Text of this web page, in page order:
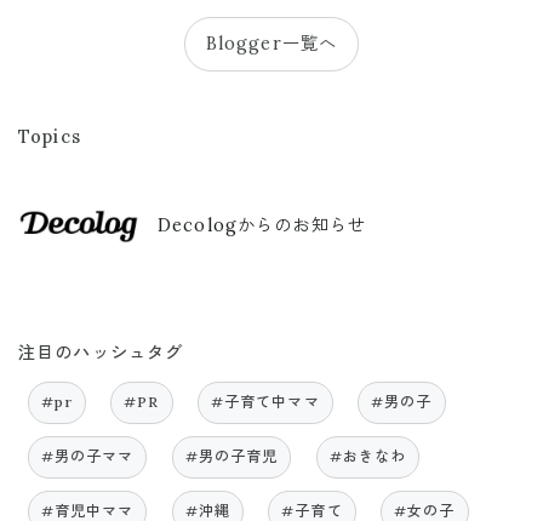
Blogger一覧へ
Topics
Decologからのお知らせ
注目のハッシュタグ
#pr #PR #子育て中ママ #男の子
#男の子ママ #男の子育児 #おきなわ
#育児中ママ #沖縄 #子育て #女の子